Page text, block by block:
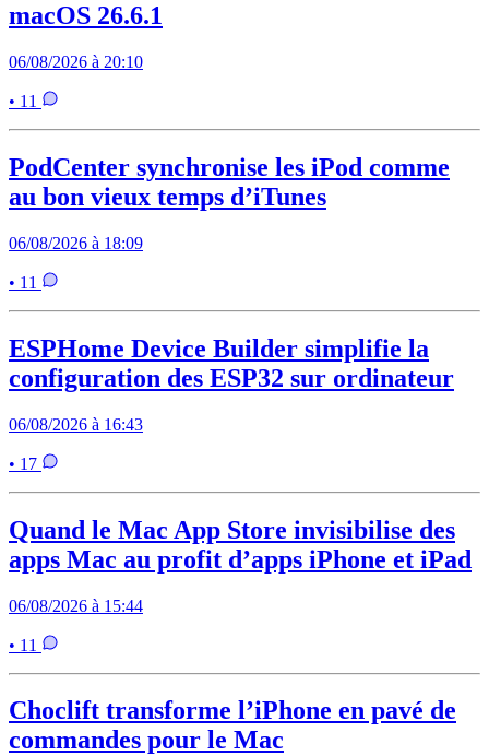
macOS 26.6.1
06/08/2026 à 20:10
• 11
PodCenter synchronise les iPod comme
au bon vieux temps d’iTunes
06/08/2026 à 18:09
• 11
ESPHome Device Builder simplifie la
configuration des ESP32 sur ordinateur
06/08/2026 à 16:43
• 17
Quand le Mac App Store invisibilise des
apps Mac au profit d’apps iPhone et iPad
06/08/2026 à 15:44
• 11
Choclift transforme l’iPhone en pavé de
commandes pour le Mac